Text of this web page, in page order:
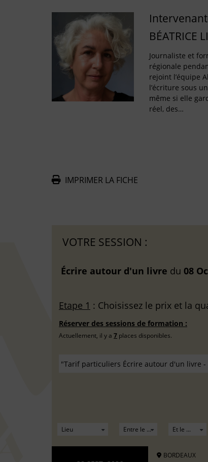
BÉATRICE
Journaliste et
régionale
rejoint l’équipe
l’écriture sous
même si elle
réel, des…
IMPRIMER LA FICHE
VOTRE SESSION :
Écrire autour d'un livre du 08
Etape 1 : Choisissez le prix et la
Réserver des sessions de formation :
Actuellement, il y a 7 places disponibles.
BORDEAUX